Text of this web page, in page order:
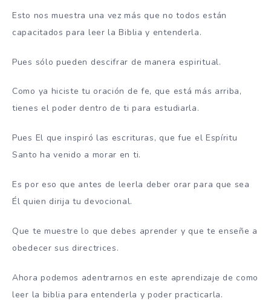
Esto nos muestra una vez más que no todos están
capacitados para leer la Biblia y entenderla.
Pues sólo pueden descifrar de manera espiritual.
Como ya hiciste tu oración de fe, que está más arriba,
tienes el poder dentro de ti para estudiarla.
Pues El que inspiró las escrituras, que fue el Espíritu
Santo ha venido a morar en ti.
Es por eso que antes de leerla deber orar para que sea
Él quien dirija tu devocional.
Que te muestre lo que debes aprender y que te enseñe a
obedecer sus directrices.
Ahora podemos adentrarnos en este aprendizaje de como
leer la biblia para entenderla y poder practicarla.